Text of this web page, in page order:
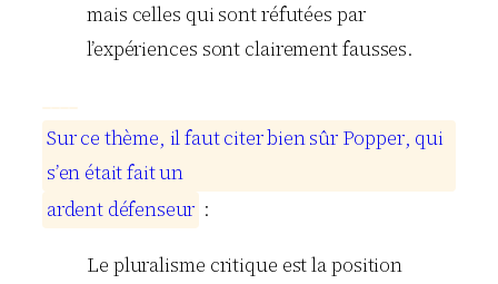
mais celles qui sont réfutées par
l’expériences sont clairement fausses.
Surce thème, ilfautciterbiensûr Popper, qui
s’en étaitfaitun
ardent défenseur :
Le pluralisme critique est la position